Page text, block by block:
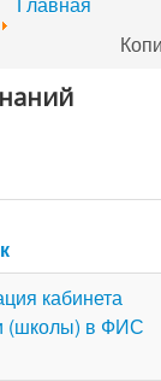
кабинета
(школы) в ФИС